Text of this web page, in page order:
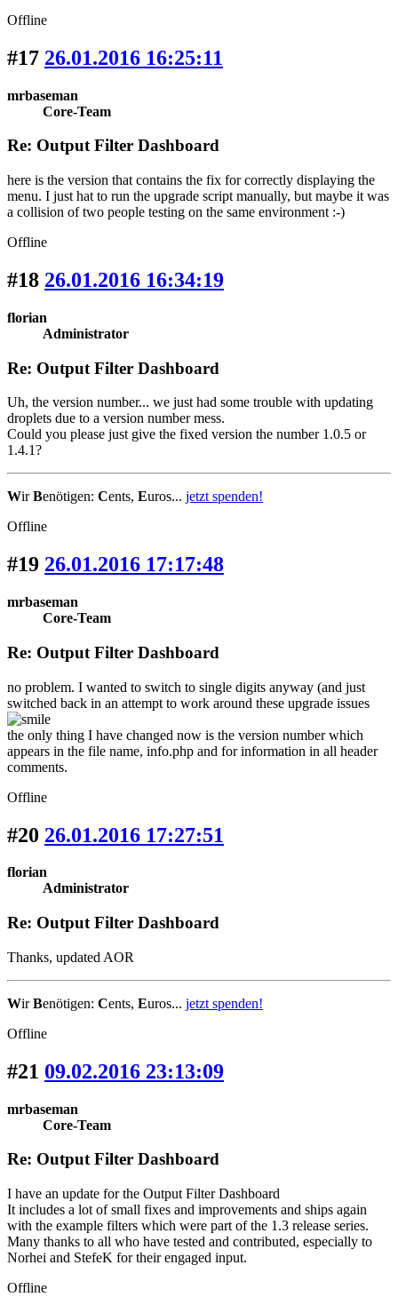
Offline
#17 26.01.2016 16:25:11
mrbaseman
Core-Team
Re: Output Filter Dashboard
here is the version that contains the fix for correctly displaying the
menu. I just hat to run the upgrade script manually, but maybe it was
a collision of two people testing on the same environment :-)
Offline
#18 26.01.2016 16:34:19
florian
Administrator
Re: Output Filter Dashboard
Uh, the version number... we just had some trouble with updating
droplets due to a version number mess.
Could you please just give the fixed version the number 1.0.5 or
1.4.1?
WirBenötigen: Cents, Euros... jetzt spenden!
Offline
#19 26.01.2016 17:17:48
mrbaseman
Core-Team
Re: Output Filter Dashboard
no problem. I wanted to switch to single digits anyway (and just
switched back in an attempt to work around these upgrade issues
the only thing I have changed now is the version number which
appears in the file name, info.php and for information in all header
comments.
Offline
#20 26.01.2016 17:27:51
florian
Administrator
Re: Output Filter Dashboard
Thanks, updated AOR
WirBenötigen: Cents, Euros... jetzt spenden!
Offline
#21 09.02.2016 23:13:09
mrbaseman
Core-Team
Re: Output Filter Dashboard
I have an update for the Output Filter Dashboard
It includes a lot of small fixes and improvements and ships again
with the example filters which were part of the 1.3 release series.
Many thanks to all who have tested and contributed, especially to
Norhei and StefeK for their engaged input.
Offline